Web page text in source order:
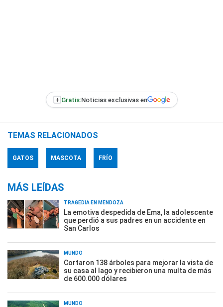
+ Gratis:Noticias exclusivas en
TEMAS RELACIONADOS
GATOS MASCOTA FRÍO
MÁS LEÍDAS
TRAGEDIA EN MENDOZA
La emotiva despedida de Ema, la adolescente
que perdió a sus padres en un accidente en
San Carlos
MUNDO
Cortaron 138 árboles para mejorar la vista de
su casa al lago y recibieron una multa de más
de 600.000 dólares
MUNDO